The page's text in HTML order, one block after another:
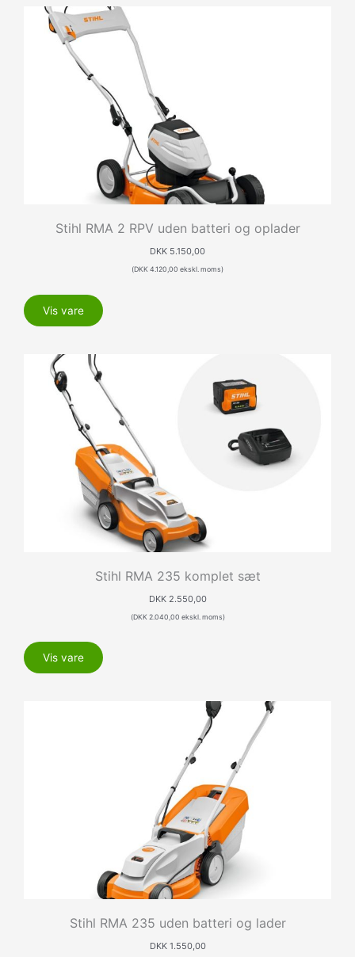
Stihl RMA 2 RPV uden batteri og oplader
DKK 5.150,00
(DKK4.120,00 ekskl. moms)
Vis vare
Stihl RMA 235 komplet sæt
DKK2.550,00
(DKK 2.040,00 ekskl. moms)
Vis vare
Stihl RMA 235 uden batteri og lader
DKK1.550,00